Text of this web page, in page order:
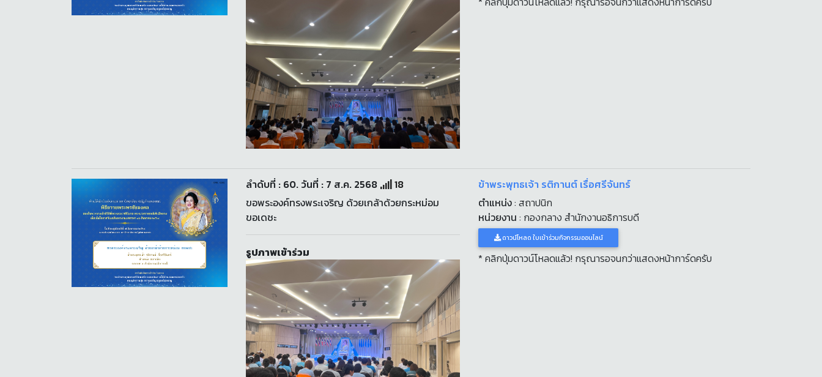
ลำดับที่ : 60. วันที่ : 7 ส.ค. 2568
18
ขอพระองค์ทรงพระเจริญ ด้วยเกล้าด้วยกระหม่อม
ขอเดชะ
รูปภาพเข้าร่วม
ข้าพระพุทธเจ้า รติกานต์ เรื่อศรีจันทร์
ตำแหน่ง: สถาปนิก
หน่วยงาน : กองกลาง สำนักงานอธิการบดี
ดาวน์โหลด ใบเข้าร่วมกิจกรรมออนไลน์
* คลิกปุ่มดาวน์โหลดแล้ว! กรุณารอจนกว่าแสดงหน้าการ์ดครับ